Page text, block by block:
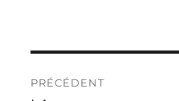
de
PRÉCÉDENT